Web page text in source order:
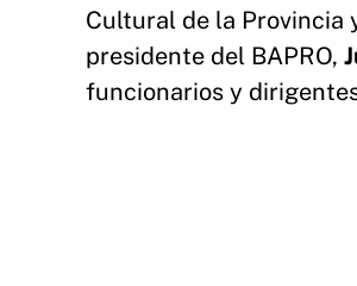
Cultural de la Provincia
presidente del BAPRO,
funcionarios y